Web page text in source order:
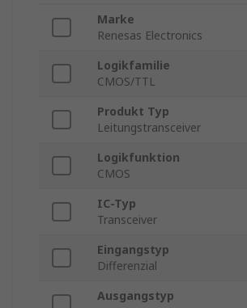
Marke
Renesas Electronics
Logikfamilie
CMOS/TTL
Produkt Typ
Leitungstransceiver
Logikfunktion
CMOS
IC-Typ
Transceiver
Eingangstyp
Differenzial
Ausgangstyp